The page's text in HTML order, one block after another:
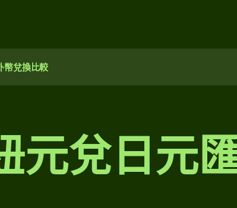
幣兌換比較
元兌日元